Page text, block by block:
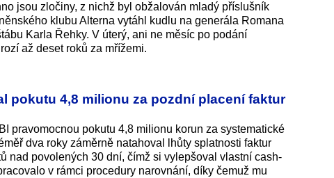
jsou zločiny, z nichž byl obžalován mladý příslušník
klubu Alterna vytáhl kudlu na generála Romana
Karla Řehky. V úterý, ani ne měsíc po podání
až deset roků za mřížemi.
pokutu 4,8 milionu za pozdní placení faktur
pravomocnou pokutu 4,8 milionu korun za systematické
dva roky záměrně natahoval lhůty splatnosti faktur
nad povolených 30 dní, čímž si vylepšoval vlastní cash-
v rámci procedury narovnání, díky čemuž mu